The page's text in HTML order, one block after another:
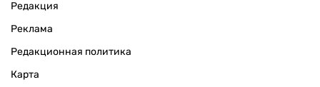
Редакция
Реклама
Редакционная политика
Карта